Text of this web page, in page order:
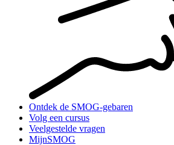
Ontdek de SMOG-gebaren
Volg een cursus
Veelgestelde vragen
MijnSMOG